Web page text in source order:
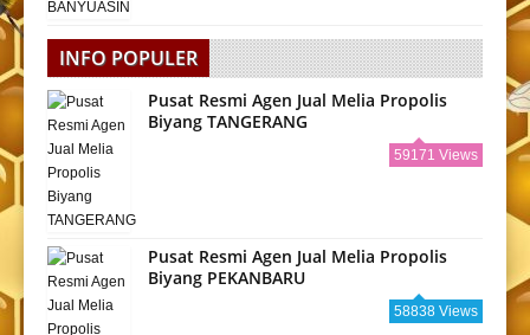
INFO POPULER
Pusat Resmi Agen Jual Melia Propolis
Biyang TANGERANG
59171 Views
Pusat Resmi Agen Jual Melia Propolis
Biyang PEKANBARU
58838 Views